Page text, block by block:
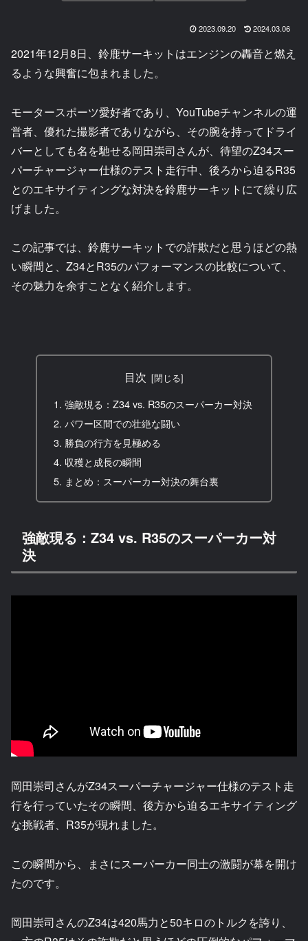
2023.09.20 2024.03.06
2021年12月8日、鈴鹿サーキットはエンジンの轟音と燃え
るような興奮に包まれました。
モータースポーツ愛好者であり、YouTubeチャンネルの運
営者、優れた撮影者でありながら、その腕を持ってドライ
バーとしても名を馳せる岡田崇司さんが、待望のZ34スー
パーチャージャー仕様のテスト走行中、後ろから迫るR35
とのエキサイティングな対決を鈴鹿サーキットにて繰り広
げました。
この記事では、鈴鹿サーキットでの詐欺だと思うほどの熱
い瞬間と、Z34とR35のパフォーマンスの比較について、
その魅力を余すことなく紹介します。
目次
強敵現る：Z34 vs. R35のスーパーカー対決
パワー区間での壮絶な闘い
勝負の行方を見極める
収穫と成長の瞬間
まとめ：スーパーカー対決の舞台裏
強敵現る：Z34 vs. R35のスーパーカー対
決
岡田崇司さんがZ34スーパーチャージャー仕様のテスト走
行を行っていたその瞬間、後方から迫るエキサイティング
な挑戦者、R35が現れました。
この瞬間から、まさにスーパーカー同士の激闘が幕を開け
たのです。
岡田崇司さんのZ34は420馬力と50キロのトルクを誇り、